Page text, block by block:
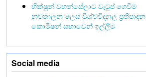
භික්ෂූන් වහන්සේලාට වැටුප් ගෙවීම
නවතාලන ලෙස විශ්වවිද්‍යාල ප්‍රතිපාදන
කොමිෂන් සභාවෙන් ඉල්ලීම
Social media